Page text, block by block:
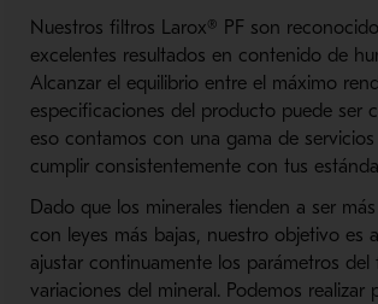
Nuestros filtros Larox® PF son
excelentes resultados en contenido de
Alcanzar el equilibrio entre el máximo
especificaciones del producto puede ser
eso contamos con una gama de
cumplir consistentemente con tus
Dado que los minerales tienden a ser
con leyes más bajas, nuestro objetivo es
ajustar continuamente los parámetros del
variaciones del mineral. Podemos realizar